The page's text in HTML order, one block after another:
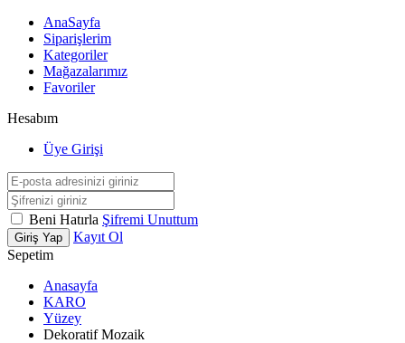
AnaSayfa
Siparişlerim
Kategoriler
Mağazalarımız
Favoriler
Hesabım
Üye Girişi
Beni Hatırla Şifremi Unuttum
Giriş Yap
Kayıt Ol
Sepetim
Anasayfa
KARO
Yüzey
Dekoratif Mozaik